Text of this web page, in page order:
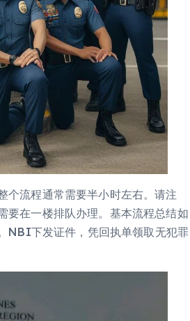
个流程通常需要半小时左右。请注
要在一楼排队办理。基本流程总结如
NBI下发证件，凭回执单领取无犯罪